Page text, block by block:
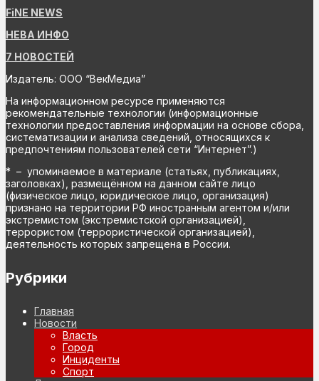
FiNE NEWS
НЕВА ИНФО
7 НОВОСТЕЙ
Издатель: ООО “ВекМедиа”
На информационном ресурсе применяются
рекомендательные технологии (информационные
технологии предоставления информации на основе сбора,
систематизации и анализа сведений, относящихся к
предпочтениям пользователей сети “Интернет”.)
* – упоминаемое в материале (статьях, публикациях,
заголовках), размещённом на данном сайте лицо
(физическое лицо, юридическое лицо, организация)
признано на территории РФ иностранным агентом и/или
экстремистом (экстремистской организацией),
террористом (террористической организацией),
деятельность которых запрещена в России.
Рубрики
Главная
Новости
Власть
Город
Инциденты
Спорт